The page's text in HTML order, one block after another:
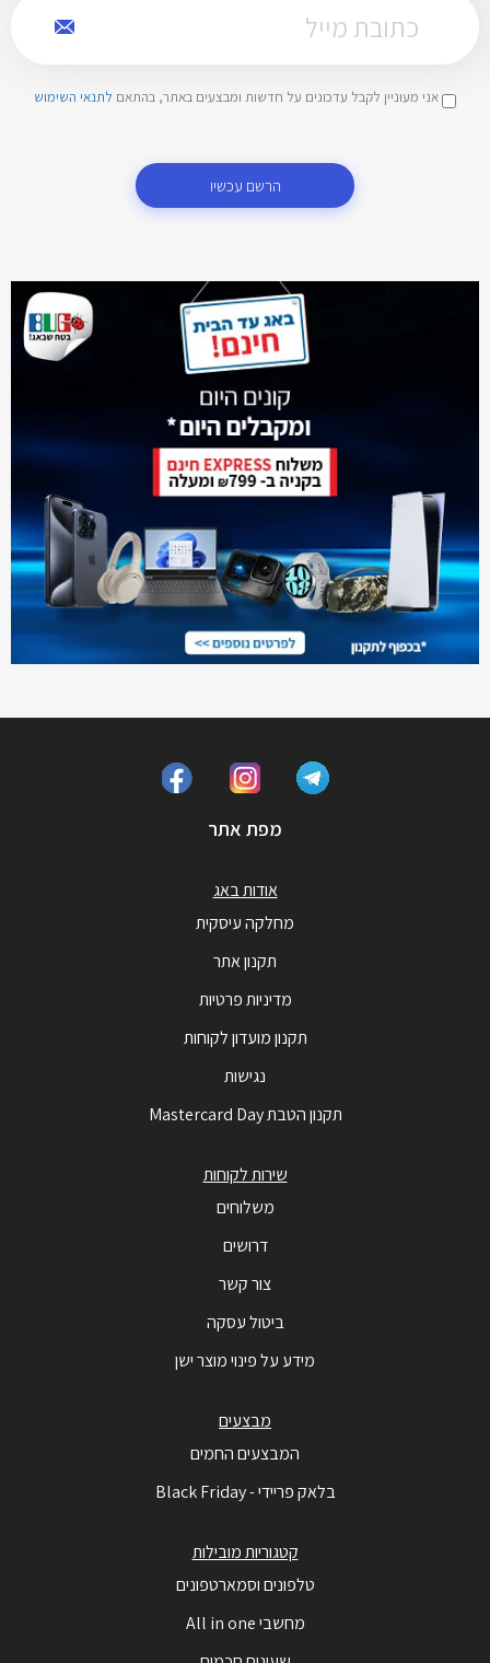
אני מעוניין לקבל עדכונים על חדשות ומבצעים באתר, בהתאם לתנאי השימוש
הרשם עכשיו
מפת אתר
אודות באג
מחלקה עיסקית
תקנון אתר
מדיניות פרטיות
תקנון מועדון לקוחות
נגישות
תקנון הטבת Mastercard Day
שירות לקוחות
משלוחים
דרושים
צור קשר
ביטול עסקה
מידע על פינוי מוצר ישן
מבצעים
המבצעים החמים
בלאק פריידי - Black Friday
קטגוריות מובילות
טלפונים וסמארטפונים
מחשבי All in one